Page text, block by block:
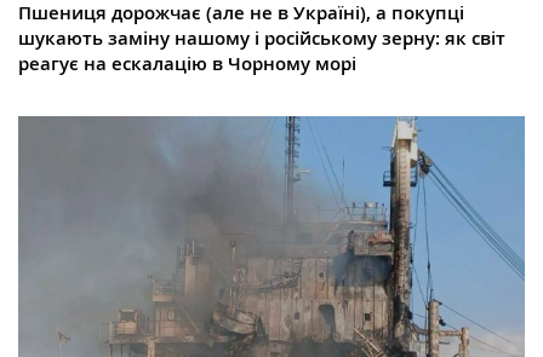
Пшениця дорожчає (але не в Україні), а покупці
шукають заміну нашому і російському зерну: як світ
реагує на ескалацію в Чорному морі